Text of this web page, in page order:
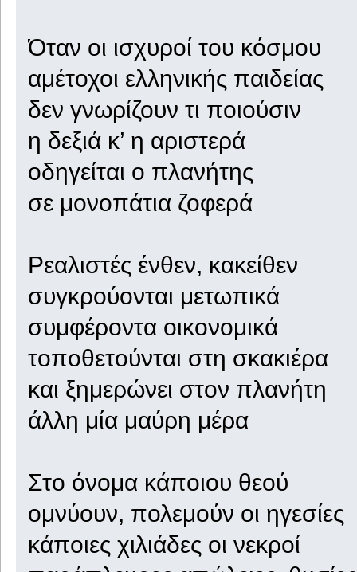
Όταν οι ισχυροί του κόσμου
αμέτοχοι ελληνικής παιδείας
δεν γνωρίζουν τι ποιούσιν
η δεξιά κ’ η αριστερά
οδηγείται ο πλανήτης
σε μονοπάτια ζοφερά
Ρεαλιστές ένθεν, κακείθεν
συγκρούονται μετωπικά
συμφέροντα οικονομικά
τοποθετούνται στη σκακιέρα
και ξημερώνει στον πλανήτη
άλλη μία μαύρη μέρα
Στο όνομα κάποιου θεού
ομνύουν, πολεμούν οι ηγεσίες
κάποιες χιλιάδες οι νεκροί